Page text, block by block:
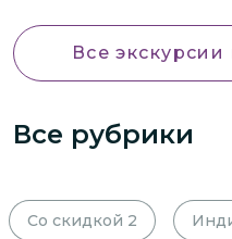
Все экскурсии
Все рубрики
Со скидкой 2